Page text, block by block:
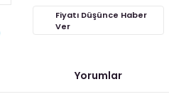
Fiyatı Düşünce Haber
Ver
Yorumlar